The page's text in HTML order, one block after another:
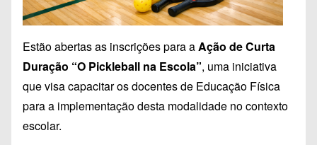
Estão abertas as inscrições para aAção de Curta
Duração “O Pickleball na Escola”, uma iniciativa
que visa capacitar os docentes de Educação Física
para a implementação desta modalidade no contexto
escolar.